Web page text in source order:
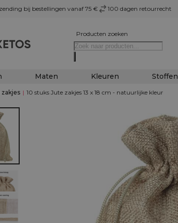
bij bestellingen vanaf 75 € 100 dagen retourrecht
Producten zoeken
Maten Kleuren Stoffen
| 10 stuks Jute zakjes 13 x 18 cm - natuurlijke kleur